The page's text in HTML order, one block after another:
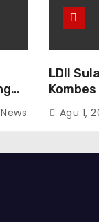
LDII
Baru
Agu 1,